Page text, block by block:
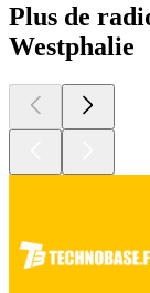
Plus de
Westphalie